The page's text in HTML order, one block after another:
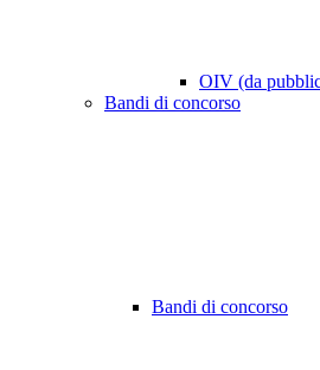
OIV (da
Bandi di concorso
Bandi di concorso